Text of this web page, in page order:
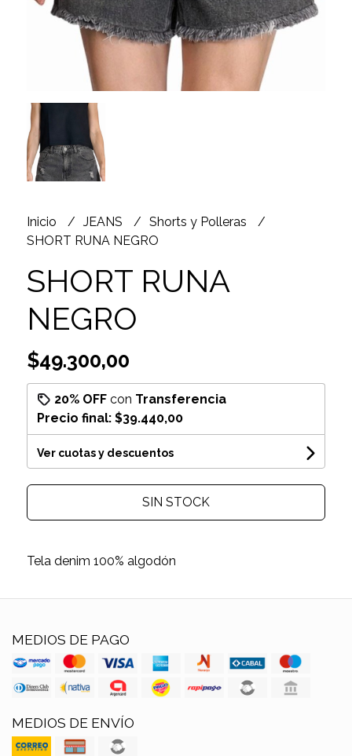
Inicio JEANS
Shorts y Polleras
SHORT RUNA NEGRO
SHORT RUNA
NEGRO
$49.300,00
20% OFFcon Transferencia
Precio final: $39.440,00
Ver cuotas y descuentos
SIN STOCK
Tela denim 100% algodón
MEDIOS DE PAGO
MEDIOS DE ENVÍO